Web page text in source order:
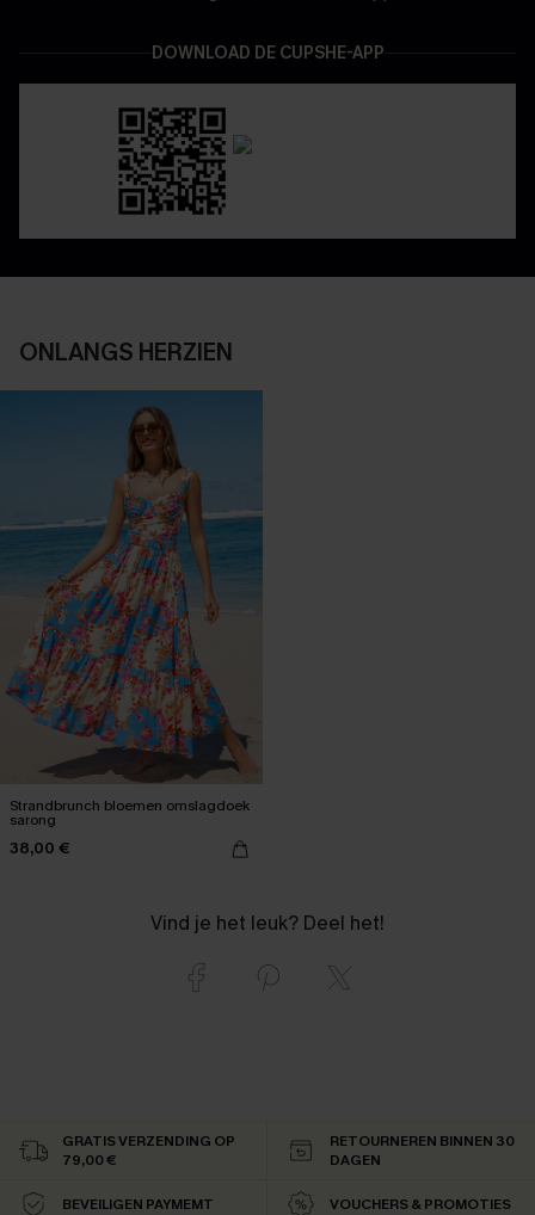
DOWNLOAD DE CUPSHE-APP
ONLANGS HERZIEN
Strandbrunch bloemen omslagdoek
sarong
38,00 €
Vind je het leuk? Deel het!
GRATIS VERZENDING OP
79,00 €
RETOURNEREN BINNEN 30
DAGEN
BEVEILIGEN PAYMEMT VOUCHERS & PROMOTIES